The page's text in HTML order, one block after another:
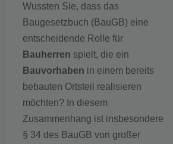
Wussten Sie, dass das
Baugesetzbuch (BauGB) eine
entscheidende Rolle für
Bauherren spielt, die ein
Bauvorhaben in einem bereits
bebauten Ortsteil realisieren
möchten? In diesem
Zusammenhang ist insbesondere
§ 34 des BauGB von großer